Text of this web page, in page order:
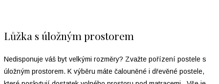
Lůžka s úložným prostorem
Nedisponuje váš byt velkými rozměry? Zvažte pořízení postele s
úložným prostorem. K výběru máte čalouněné i dřevěné postele,